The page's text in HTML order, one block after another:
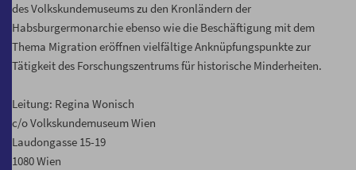
des Volkskundemuseums zu den Kronländern der
Habsburgermonarchie ebenso wie die Beschäftigung mit dem
Thema Migration eröffnen vielfältige Anknüpfungspunkte zur
Tätigkeit des Forschungszentrums für historische Minderheiten.
Leitung: Regina Wonisch
c/o Volkskundemuseum Wien
Laudongasse 15-19
1080 Wien